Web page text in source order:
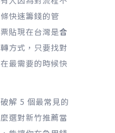
快速籌錢的管
貼現在台灣是合
方式，只要找對
最需要的時候快
解 5 個最常見的
選對新竹推薦當